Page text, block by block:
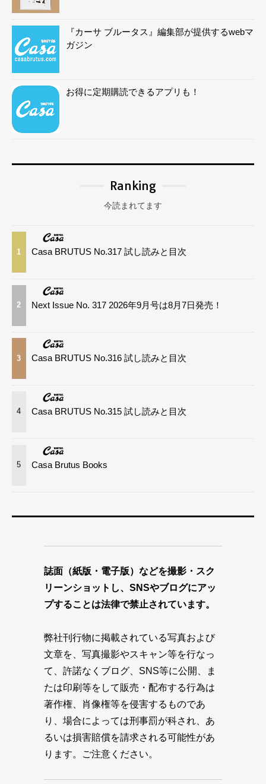
『カーサ ブルータス』編集部が提供するwebマ
ガジン
お得に定期購読できるアプリも！
Ranking
今読まれてます
1 Casa BRUTUS No.317 試し読みと目次
2 Next Issue No. 317 2026年9月号は8月7日発売！
3 Casa BRUTUS No.316 試し読みと目次
4 Casa BRUTUS No.315 試し読みと目次
5 Casa Brutus Books
誌面（紙版・電子版）などを撮影・スク
リーンショットし、SNSやブログにアッ
プすることは法律で禁止されています。
弊社刊行物に掲載されている写真および
文章を、写真撮影やスキャン等を行なっ
て、許諾なくブログ、SNS等に公開、ま
たは印刷等をして販売・配布する行為は
著作権、肖像権等を侵害するものであ
り、場合によっては刑事罰が科され、あ
るいは損害賠償を請求される可能性があ
ります。ご注意ください。